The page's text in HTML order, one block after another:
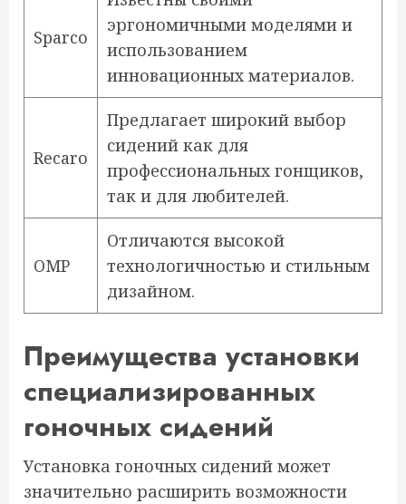
Sparco
эргономичными моделями и
использованием
инновационных материалов.
Recaro
Предлагает широкий выбор
сидений как для
профессиональных гонщиков,
так и для любителей.
OMP
Отличаются высокой
технологичностью и стильным
дизайном.
Преимущества установки
специализированных
гоночных сидений
Установка гоночных сидений может
значительно расширить возможности